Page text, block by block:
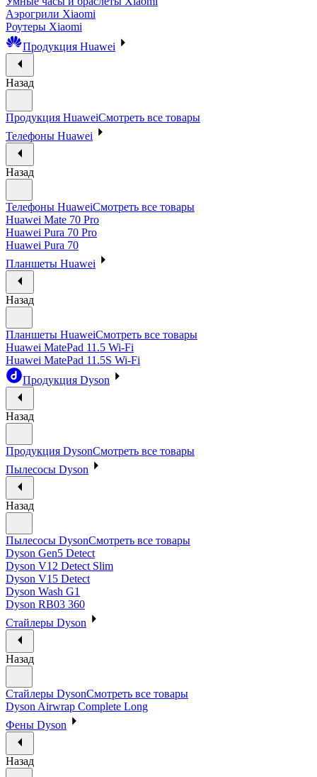
Аэрогрили Xiaomi
Роутеры Xiaomi
Продукция Huawei
Назад
Продукция HuaweiСмотреть все товары
Телефоны Huawei
Назад
Телефоны HuaweiСмотреть все товары
Huawei Mate 70 Pro
Huawei Pura 70 Pro
Huawei Pura 70
Планшеты Huawei
Назад
Планшеты HuaweiСмотреть все товары
Huawei MatePad 11.5 Wi-Fi
Huawei MatePad 11.5S Wi-Fi
Продукция Dyson
Назад
Продукция DysonСмотреть все товары
Пылесосы Dyson
Назад
Пылесосы DysonСмотреть все товары
Dyson Gen5 Detect
Dyson V12 Detect Slim
Dyson V15 Detect
Dyson Wash G1
Dyson RB03 360
Стайлеры Dyson
Назад
Стайлеры DysonСмотреть все товары
Dyson Airwrap Complete Long
Фены Dyson
Назад